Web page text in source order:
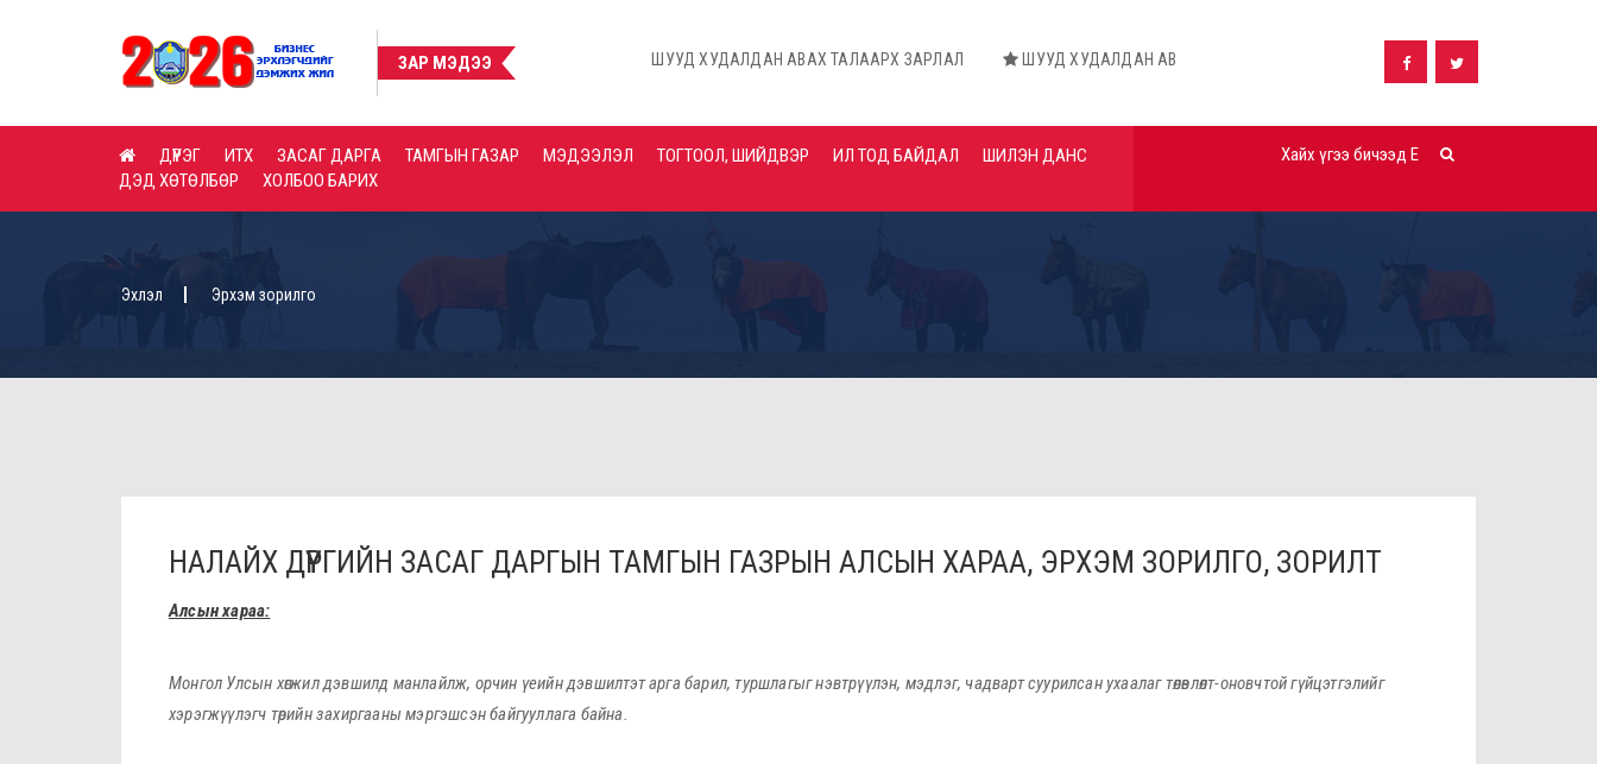
ЗАР МЭДЭЭ ШУУД ХУДАЛДАН АВАХ ТАЛААРХ ЗАРЛАЛ ШУУД ХУДАЛДАН АВАХ ТАЛААРХ ЗАРЛАЛ ШУУД ХУДАЛДАН АВАХ ТАЛААРХ
ДҮҮРЭГ ИТХ ЗАСАГ ДАРГА ТАМГЫН ГАЗАР МЭДЭЭЛЭЛ ТОГТООЛ, ШИЙДВЭР ИЛ ТОД БАЙДАЛ
ШИЛЭН ДАНС
ДЭД ХӨТӨЛБӨР
ХОЛБОО БАРИХ
Эхлэл Эрхэм зорилго
НАЛАЙХ ДҮҮРГИЙН ЗАСАГ ДАРГЫН ТАМГЫН ГАЗРЫН АЛСЫН ХАРАА, ЭРХЭМ ЗОРИЛГО, ЗОРИЛТ
Алсын хараа:
Монгол Улсын хөгжил дэвшилд манлайлж, орчин үеийн дэвшилтэт арга барил, туршлагыг нэвтрүүлэн, мэдлэг, чадварт суурилсан ухаалаг төлөвлөлт-оновчтой гүйцэтгэлийг
хэрэгжүүлэгч төрийн захиргааны мэргэшсэн байгууллага байна.